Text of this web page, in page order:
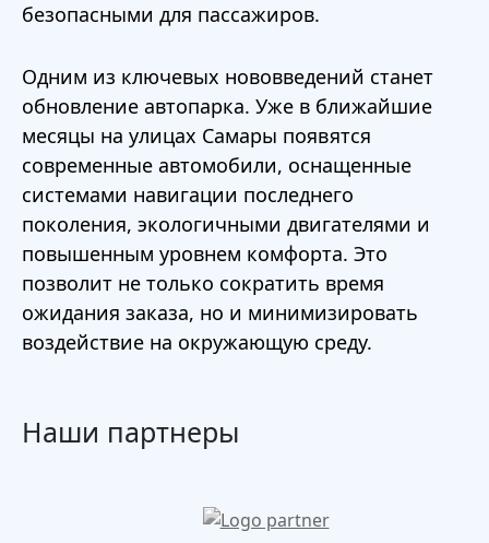
безопасными для пассажиров.
Одним из ключевых нововведений станет
обновление автопарка. Уже в ближайшие
месяцы на улицах Самары появятся
современные автомобили, оснащенные
системами навигации последнего
поколения, экологичными двигателями и
повышенным уровнем комфорта. Это
позволит не только сократить время
ожидания заказа, но и минимизировать
воздействие на окружающую среду.
Наши партнеры